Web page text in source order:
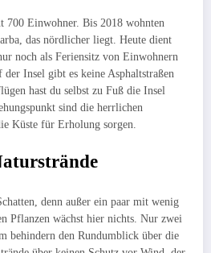
700 Einwohner. Bis 2018 wohnten
das nördlicher liegt. Heute dient
noch als Feriensitz von Einwohnern
Insel gibt es keine Asphaltstraßen
hast du selbst zu Fuß die Insel
sind die herrlichen
Küste für Erholung sorgen.
denn außer ein paar mit wenig
Pflanzen wächst hier nichts. Nur zwei
behindern den Rundumblick über die